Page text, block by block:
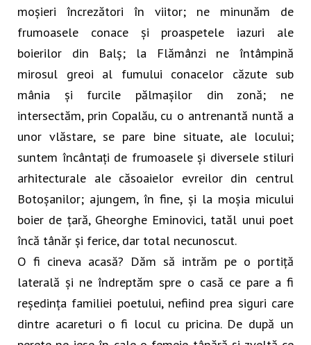
moșieri încrezători în viitor; ne minunăm de
frumoasele conace și proaspetele iazuri ale
boierilor din Balș; la Flămânzi ne întâmpină
mirosul greoi al fumului conacelor căzute sub
mânia și furcile pălmașilor din zonă; ne
intersectăm, prin Copalău, cu o antrenantă nuntă a
unor vlăstare, se pare bine situate, ale locului;
suntem încântați de frumoasele și diversele stiluri
arhitecturale ale căsoaielor evreilor din centrul
Botoșanilor; ajungem, în fine, și la moșia micului
boier de țară, Gheorghe Eminovici, tatăl unui poet
încă tânăr și ferice, dar total necunoscut.
O fi cineva acasă? Dăm să intrăm pe o portiță
laterală și ne îndreptăm spre o casă ce pare a fi
reședința familiei poetului, nefiind prea siguri care
dintre acareturi o fi locul cu pricina. De după un